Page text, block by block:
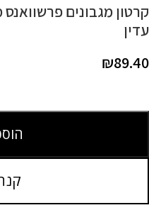
קרטון מגבונים
עדין
₪89.40